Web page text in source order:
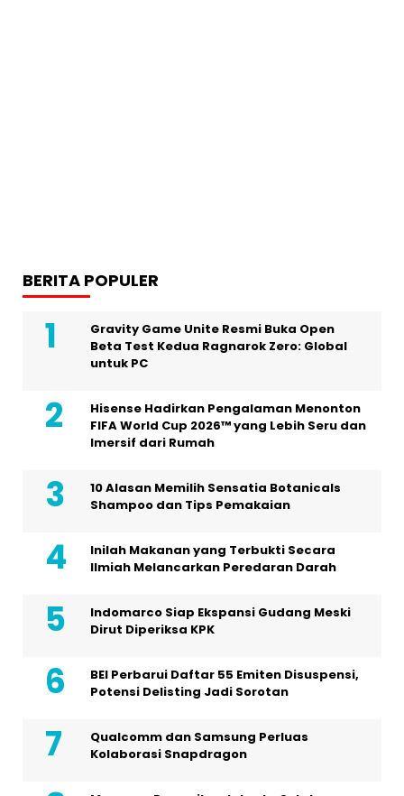
BERITA POPULER
Gravity Game Unite Resmi Buka Open
Beta Test Kedua Ragnarok Zero: Global
untuk PC
Hisense Hadirkan Pengalaman Menonton
FIFA World Cup 2026™ yang Lebih Seru dan
Imersif dari Rumah
10 Alasan Memilih Sensatia Botanicals
Shampoo dan Tips Pemakaian
Inilah Makanan yang Terbukti Secara
Ilmiah Melancarkan Peredaran Darah
Indomarco Siap Ekspansi Gudang Meski
Dirut Diperiksa KPK
BEI Perbarui Daftar 55 Emiten Disuspensi,
Potensi Delisting Jadi Sorotan
Qualcomm dan Samsung Perluas
Kolaborasi Snapdragon